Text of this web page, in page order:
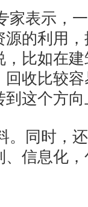
表示，一
的利用
比如在
收比较
这个方
同时，还
信息化